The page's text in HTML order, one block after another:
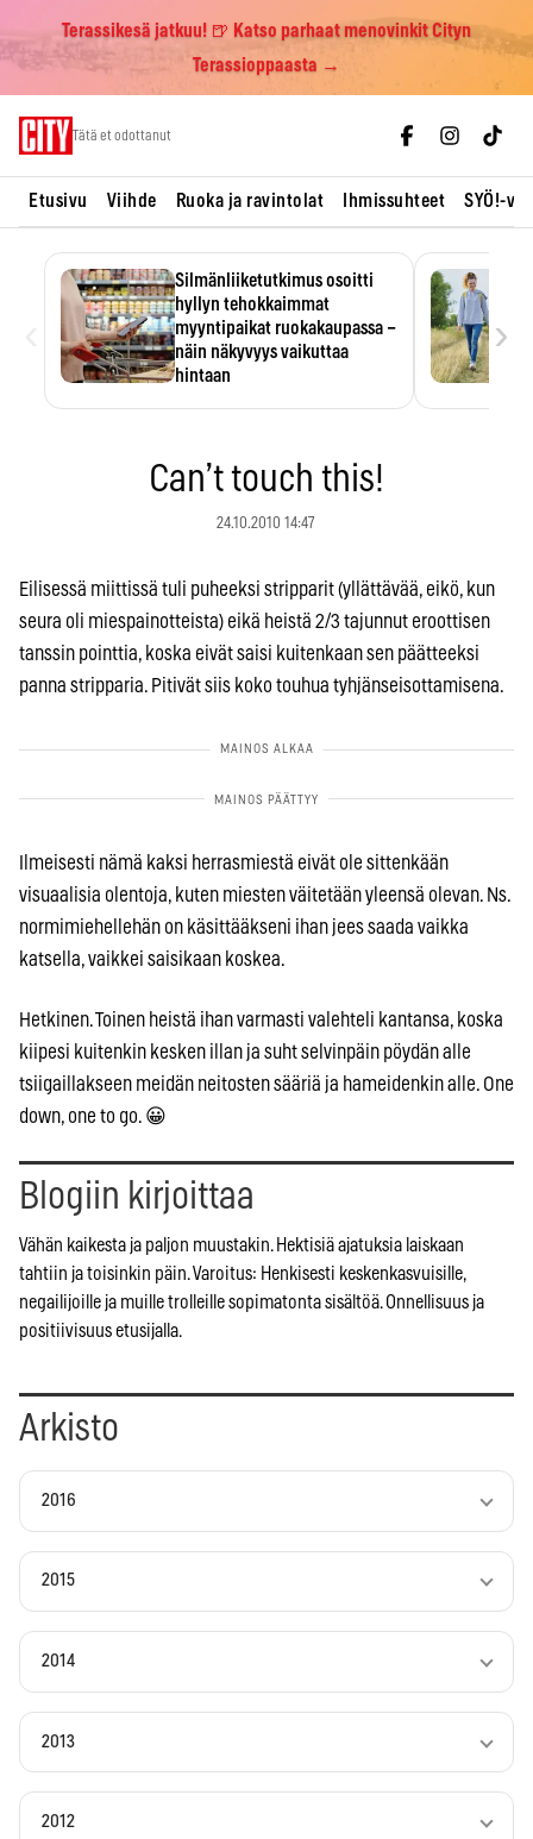
Terassikesä jatkuu! 🍺 Katso parhaat menovinkit Cityn
Terassioppaasta →
Tätä et odottanut
Etusivu Viihde Ruoka ja ravintolat Ihmissuhteet SYÖ!-
Silmänliiketutkimus osoitti
hyllyn tehokkaimmat
myyntipaikat ruokakaupassa –
näin näkyvyys vaikuttaa
hintaan
›
Can’t touch this!
24.10.2010 14:47
Eilisessä miittissä tuli puheeksi stripparit (yllättävää, eikö, kun
seura oli miespainotteista) eikä heistä 2/3 tajunnut eroottisen
tanssin pointtia, koska eivät saisi kuitenkaan sen päätteeksi
panna stripparia. Pitivät siis koko touhua tyhjänseisottamisena.
Ilmeisesti nämä kaksi herrasmiestä eivät ole sittenkään
visuaalisia olentoja, kuten miesten väitetään yleensä olevan. Ns.
normimiehellehän on käsittääkseni ihan jees saada vaikka
katsella, vaikkei saisikaan koskea.
Hetkinen. Toinen heistä ihan varmasti valehteli kantansa, koska
kiipesi kuitenkin kesken illan ja suht selvinpäin pöydän alle
tsiigaillakseen meidän neitosten sääriä ja hameidenkin alle. One
down, one to go. 😀
Blogiin kirjoittaa
Vähän kaikesta ja paljon muustakin. Hektisiä ajatuksia laiskaan
tahtiin ja toisinkin päin. Varoitus: Henkisesti keskenkasvuisille,
negailijoille ja muille trolleille sopimatonta sisältöä. Onnellisuus ja
positiivisuus etusijalla.
Arkisto
2016
2015
2014
2013
2012